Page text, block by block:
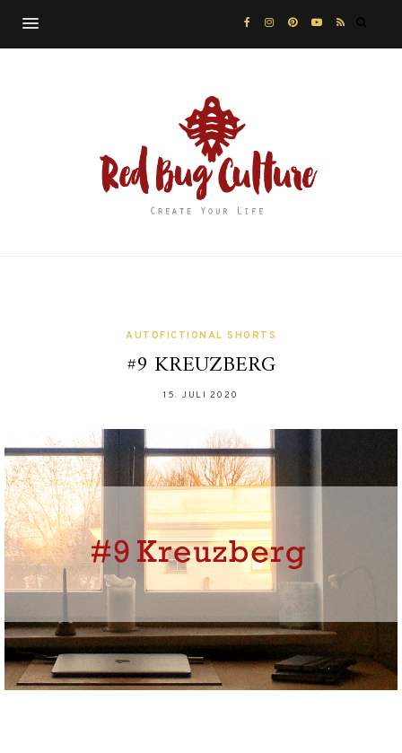
AUTOFICTIONAL SHORTS
#9 KREUZBERG
15. JULI 2020